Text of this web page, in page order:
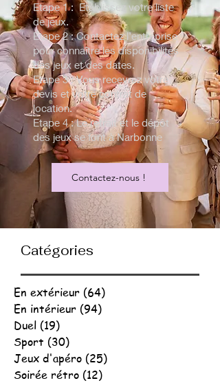
Etape 1 : Etablissez votre liste
de jeux.
Etape 2 : Contactez l’entreprise
pour connaître les disponibilités
des jeux et des dates.
Etape 3 : Vous recevrez votre
devis et votre contrat de
location.
Etape 4 : Le retrait et le dépôt
des jeux se font à Narbonne
Contactez-nous !
Catégories
En extérieur (64)
En intérieur (94)
Duel (19)
Sport (30)
Jeux d'apéro (25)
Soirée rétro (12)